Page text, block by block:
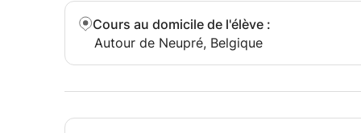
Cours au domicile de l'élève :
Autour de Neupré, Belgique